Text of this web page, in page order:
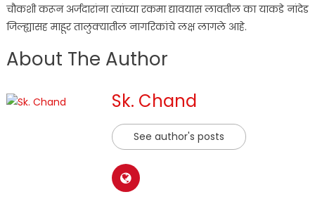
चौकशी करून अर्जदारांना त्यांच्या रकमा द्यावयास लावतील का याकडे नांदेड
जिल्ह्यासह माहूर तालुक्यातील नागरिकांचे लक्ष लागले आहे.
About The Author
Sk. Chand
See author's posts